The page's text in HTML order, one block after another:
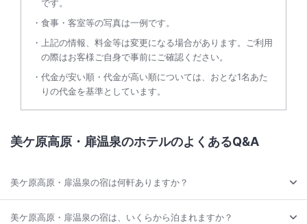
です。
食事・客室等の写真は一例です。
上記の情報、料金等は変更になる場合があります。ご利用
の際はお客様ご自身で事前にご確認ください。
代金が安い順・代金が高い順については、おとな1名あた
りの代金を基準としています。
美ケ原高原・扉温泉のホテルのよくあるQ&A
美ケ原高原・扉温泉の宿は何軒ありますか？
美ケ原高原・扉温泉の宿は、いくらから泊まれますか？